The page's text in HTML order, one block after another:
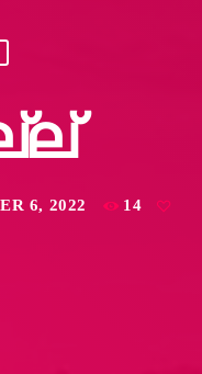
6, 2022 14